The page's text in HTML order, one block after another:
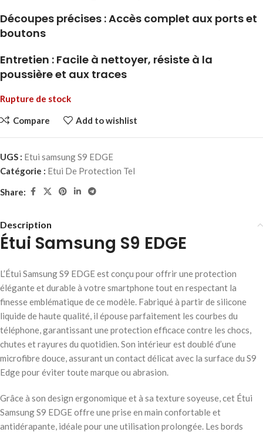
Découpes précises : Accès complet aux ports et
boutons
Entretien : Facile à nettoyer, résiste à la
poussière et aux traces
Rupture de stock
Compare Add to wishlist
UGS : Etui samsung S9 EDGE
Catégorie : Etui De Protection Tel
Share:
Description
Étui Samsung S9 EDGE
L’Étui Samsung S9 EDGE est conçu pour offrir une protection
élégante et durable à votre smartphone tout en respectant la
finesse emblématique de ce modèle. Fabriqué à partir de silicone
liquide de haute qualité, il épouse parfaitement les courbes du
téléphone, garantissant une protection efficace contre les chocs,
chutes et rayures du quotidien. Son intérieur est doublé d’une
microfibre douce, assurant un contact délicat avec la surface du S9
Edge pour éviter toute marque ou abrasion.
Grâce à son design ergonomique et à sa texture soyeuse, cet Étui
Samsung S9 EDGE offre une prise en main confortable et
antidérapante, idéale pour une utilisation prolongée. Les bords